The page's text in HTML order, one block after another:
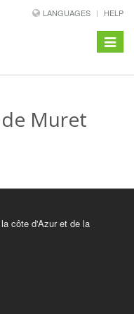
LANGUAGES HELP
Toggle
Muret
côte d'Azur et de la